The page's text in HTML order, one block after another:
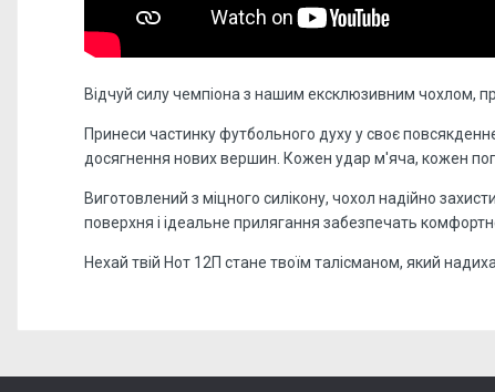
Відчуй силу чемпіона з нашим ексклюзивним чохлом,
Принеси частинку футбольного духу у своє
досягнення нових вершин. Кожен удар м'яча, кожен
Виготовлений з міцного силікону, чохол надійно
поверхня і ідеальне прилягання забезпечать
Нехай твій Нот 12П стане твоїм талісманом, який